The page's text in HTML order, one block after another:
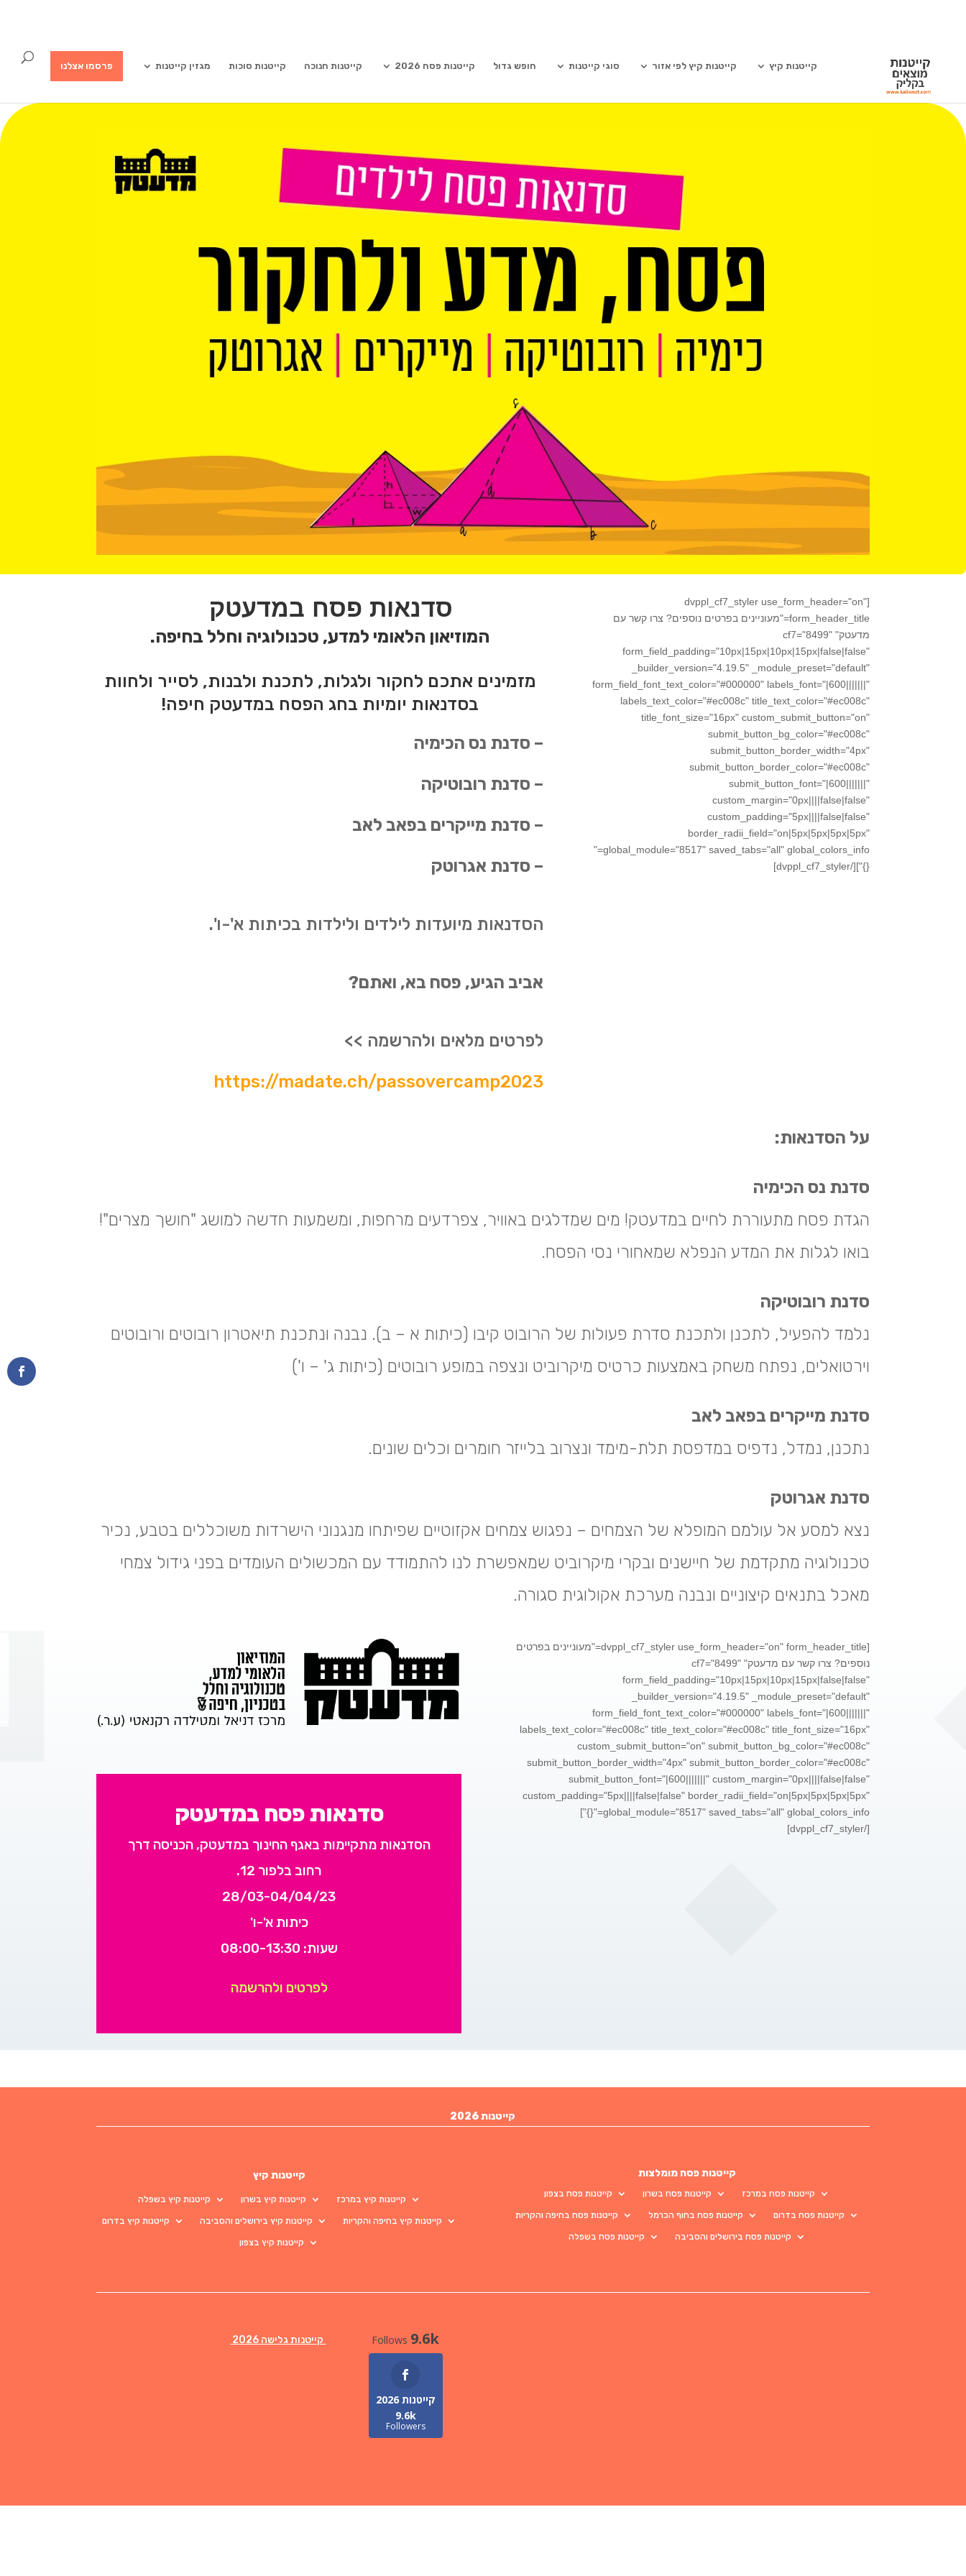
קייטנות קיץ קייטנות קיץ לפי אזור סוגי קייטנות חופש גדול קייטנות פסח 2026 קייטנות חנוכה קייטנות סוכות מגזין קייטנות פרסמו אצלנו
סדנאות פסח במדעטק
המוזיאון הלאומי למדע, טכנולוגיה וחלל בחיפה.
מזמינים אתכם לחקור ולגלות, לתכנת ולבנות, לסייר ולחוות
בסדנאות יומיות בחג הפסח במדעטק חיפה!
– סדנת נס הכימיה
– סדנת רובוטיקה
– סדנת מייקרים בפאב לאב
– סדנת אגרוטק
הסדנאות מיועדות לילדים ולילדות בכיתות א'-ו'.
אביב הגיע, פסח בא, ואתם?
לפרטים מלאים ולהרשמה >>
https://madate.ch/passovercamp2023
[dvppl_cf7_styler use_form_header="on"
form_header_title="מעוניינים בפרטים נוספים? צרו קשר עם
מדעטק" cf7="8499"
form_field_padding="10px|15px|10px|15px|false|false"
_builder_version="4.19.5" _module_preset="default"
form_field_font_text_color="#000000" labels_font="|600|||||||"
labels_text_color="#ec008c" title_text_color="#ec008c"
title_font_size="16px" custom_submit_button="on"
submit_button_bg_color="#ec008c"
submit_button_border_width="4px"
submit_button_border_color="#ec008c"
submit_button_font="|600|||||||"
custom_margin="0px||||false|false"
custom_padding="5px||||false|false"
border_radii_field="on|5px|5px|5px|5px"
global_module="8517" saved_tabs="all" global_colors_info="
{}"][/dvppl_cf7_styler]
על הסדנאות:
סדנת נס הכימיה
הגדת פסח מתעוררת לחיים במדעטק! מים שמדלגים באוויר, צפרדעים מרחפות, ומשמעות חדשה למושג "חושך מצרים"!
בואו לגלות את המדע הנפלא שמאחורי נסי הפסח.
סדנת רובוטיקה
נלמד להפעיל, לתכנן ולתכנת סדרת פעולות של הרובוט קיבו (כיתות א – ב). נבנה ונתכנת תיאטרון רובוטים ורובוטים
וירטואלים, נפתח משחק באמצעות כרטיס מיקרוביט ונצפה במופע רובוטים (כיתות ג' – ו')
סדנת מייקרים בפאב לאב
נתכנן, נמדל, נדפיס במדפסת תלת-מימד ונצרוב בלייזר חומרים וכלים שונים.
סדנת אגרוטק
נצא למסע אל עולמם המופלא של הצמחים – נפגוש צמחים אקזוטיים שפיתחו מנגנוני הישרדות משוכללים בטבע, נכיר
טכנולוגיה מתקדמת של חיישנים ובקרי מיקרוביט שמאפשרת לנו להתמודד עם המכשולים העומדים בפני גידול צמחי
מאכל בתנאים קיצוניים ונבנה מערכת אקולוגית סגורה.
סדנאות פסח במדעטק
הסדנאות מתקיימות באגף החינוך במדעטק, הכניסה דרך
רחוב בלפור 12.
28/03-04/04/23
כיתות א'-ו'
שעות: 08:00-13:30
לפרטים ולהרשמה
[dvppl_cf7_styler use_form_header="on" form_header_title="מעוניינים בפרטים
נוספים? צרו קשר עם מדעטק" cf7="8499"
form_field_padding="10px|15px|10px|15px|false|false"
_builder_version="4.19.5" _module_preset="default"
form_field_font_text_color="#000000" labels_font="|600|||||||"
labels_text_color="#ec008c" title_text_color="#ec008c" title_font_size="16px"
custom_submit_button="on" submit_button_bg_color="#ec008c"
submit_button_border_width="4px" submit_button_border_color="#ec008c"
submit_button_font="|600|||||||" custom_margin="0px||||false|false"
custom_padding="5px||||false|false" border_radii_field="on|5px|5px|5px|5px"
global_module="8517" saved_tabs="all" global_colors_info="{}"]
[/dvppl_cf7_styler]
קייטנות 2026
קייטנות קיץ
קייטנות קיץ במרכז קייטנות קיץ בשרון קייטנות קיץ בשפלה
קייטנות קיץ בחיפה והקריות קייטנות קיץ בירושלים והסביבה קייטנות קיץ בדרום
קייטנות קיץ בצפון
קייטנות פסח מומלצות
קייטנות פסח במרכז קייטנות פסח בשרון קייטנות פסח בצפון
קייטנות פסח בדרום קייטנות פסח בחוף הכרמל קייטנות פסח בחיפה והקריות
קייטנות פסח בירושלים והסביבה קייטנות פסח בשפלה
קייטנות גלישה 2026 9.6k
Follows
קייטנות 2026
9.6k
Followers